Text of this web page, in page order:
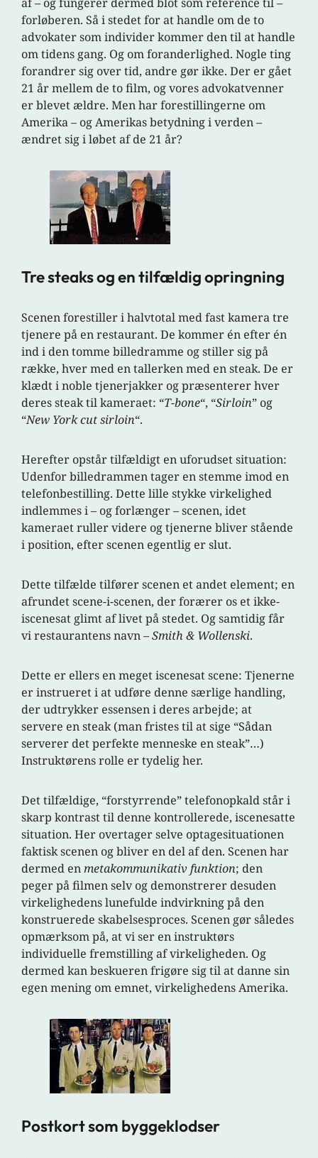
forløberen. Så i stedet for at handle om de to
advokater som individer kommer den til at handle
om tidens gang. Og om foranderlighed. Nogle ting
forandrer sig over tid, andre gør ikke. Der er gået
21 år mellem de to film, og vores advokatvenner
er blevet ældre. Men har forestillingerne om
Amerika – og Amerikas betydning i verden –
ændret sig i løbet af de 21 år?
Tre steaks og en tilfældig opringning
Scenen forestiller i halvtotal med fast kamera tre
tjenere på en restaurant. De kommer én efter én
ind i den tomme billedramme og stiller sig på
række, hver med en tallerken med en steak. De er
klædt i noble tjenerjakker og præsenterer hver
deres steak til kameraet: “T-bone“, “Sirloin” og
“New York cut sirloin“.
Herefter opstår tilfældigt en uforudset situation:
Udenfor billedrammen tager en stemme imod en
telefonbestilling. Dette lille stykke virkelighed
indlemmes i – og forlænger – scenen, idet
kameraet ruller videre og tjenerne bliver stående
i position, efter scenen egentlig er slut.
Dette tilfælde tilfører scenen et andet element; en
afrundet scene-i-scenen, der forærer os et ikke-
iscenesat glimt af livet på stedet. Og samtidig får
vi restaurantens navn –Smith & Wollenski.
Dette er ellers en meget iscenesat scene: Tjenerne
er instrueret i at udføre denne særlige handling,
der udtrykker essensen i deres arbejde; at
servere en steak (man fristes til at sige “Sådan
serverer det perfekte menneske en steak”…)
Instruktørens rolle er tydelig her.
Det tilfældige, “forstyrrende” telefonopkald står i
skarp kontrast til denne kontrollerede, iscenesatte
situation. Her overtager selve optagesituationen
faktisk scenen og bliver en del af den. Scenen har
dermed enmetakommunikativ funktion; den
peger på filmen selv og demonstrerer desuden
virkelighedens lunefulde indvirkning på den
konstruerede skabelsesproces. Scenen gør således
opmærksom på, at vi ser en instruktørs
individuelle fremstilling af virkeligheden. Og
dermed kan beskueren frigøre sig til at danne sin
egen mening om emnet, virkelighedens Amerika.
Postkort som byggeklodser